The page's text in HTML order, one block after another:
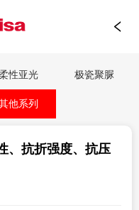
性亚光 极瓷聚脲
他系列
、抗折强度、抗压